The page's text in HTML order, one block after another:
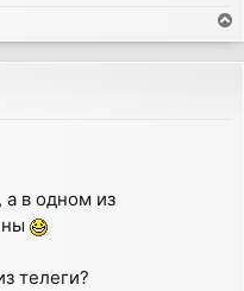
o
p
а в одном из
телеги?